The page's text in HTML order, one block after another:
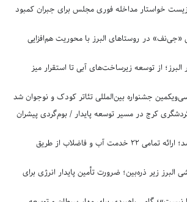
خواستار مداخله فوری مجلس برای جبران کمبود
«جی‌نف» در روستاهای البرز با محوریت هم‌افزایی
البرز؛ از توسعه زیرساخت‌های آبی تا استقرار میز
جشنواره بین‌المللی تئاتر کودک و نوجوان شد
کرج در مسیر توسعه پایدار / بوم‌گردی پیشران
آبفای البرز پیشتاز شد؛ ارائه تمامی ۲۲ خدمت آب و فاضلاب از طریق
زیر ذره‌بین؛ ضرورت تأمین پایدار انرژی برای